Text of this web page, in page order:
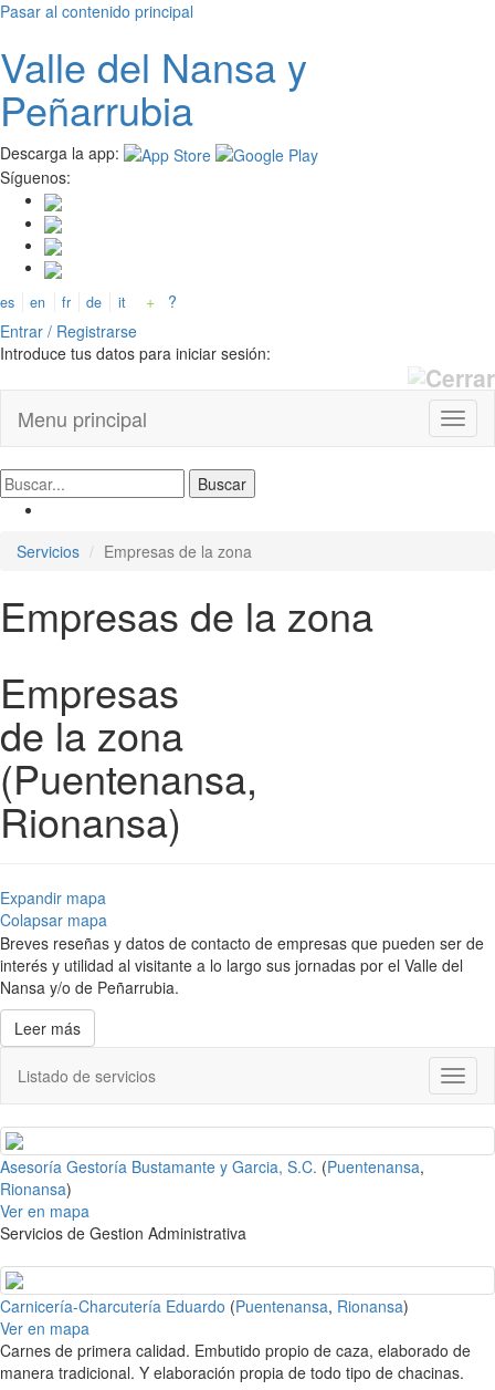
Pasar al contenido principal
Valle del Nansay
Peñarrubia
Descarga la app:
Síguenos:
es en fr de it +
?
Entrar / Registrarse
Introduce tus datos para iniciar sesión:
Menu principal
Servicios Empresas de la zona
Empresas de la zona
Empresas
de la zona
(Puentenansa,
Rionansa)
Expandir mapa
Colapsar mapa
Breves reseñas y datos de contacto de empresas que pueden ser de
interés y utilidad al visitante a lo largo sus jornadas por el Valle del
Nansa y/o de Peñarrubia.
Leer más
Listado de servicios
Asesoría Gestoría Bustamante y Garcia, S.C. (Puentenansa,
Rionansa)
Ver en mapa
Servicios de Gestion Administrativa
Carnicería-Charcutería Eduardo (Puentenansa, Rionansa)
Ver en mapa
Carnes de primera calidad. Embutido propio de caza, elaborado de
manera tradicional. Y elaboración propia de todo tipo de chacinas.